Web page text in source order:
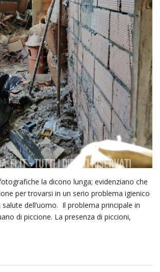
la dicono lunga; evidenziano che
per trovarsi in un serio problema igienico
dell’uomo. Il problema principale in
di piccione. La presenza di piccioni,